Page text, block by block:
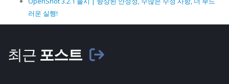
러운 실행!
최근 포스트